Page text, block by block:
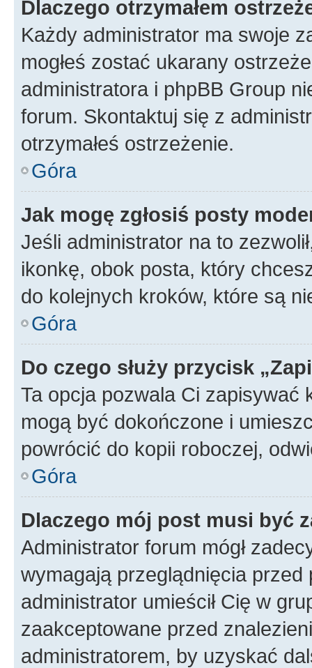
Dlaczego otrzymałem
Każdy administrator ma swoje
mogłeś zostać ukarany
administratora i phpBB Group
forum. Skontaktuj się z
otrzymałeś ostrzeżenie.
Góra
Jak mogę zgłosiś posty
Jeśli administrator na to
ikonkę, obok posta, który
do kolejnych kroków, które są
Góra
Do czego służy przycisk
Ta opcja pozwala Ci zapisywać
mogą być dokończone i
powrócić do kopii roboczej,
Góra
Dlaczego mój post musi być
Administrator forum mógł
wymagają przeglądnięcia
administrator umieścił Cię w
zaakceptowane przed
administratorem, by uzyskać